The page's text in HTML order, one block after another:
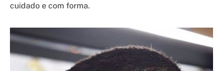
cuidado e com forma.